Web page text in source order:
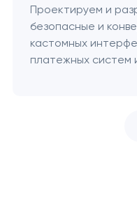
Проектируем и
безопасные и
кастомных
платежных систем